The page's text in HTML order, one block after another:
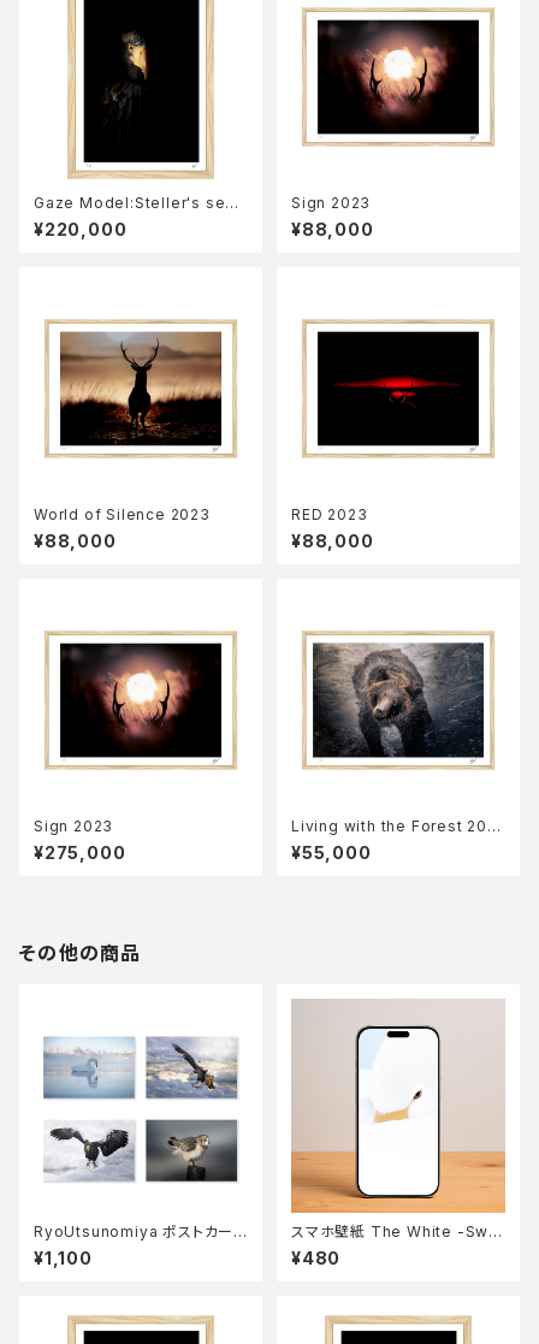
Gaze Model:Steller's sea
eagle 2023
¥220,000
Sign 2023
¥88,000
World of Silence 2023
¥88,000
RED 2023
¥88,000
Sign 2023
¥275,000
Living with the Forest 202
3
¥55,000
その他の商品
RyoUtsunomiya ポストカード
Aセット
¥1,100
スマホ壁紙 The White -Swa
n-
¥480